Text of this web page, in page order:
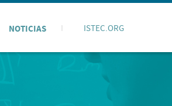
NOTICIAS ISTEC.ORG